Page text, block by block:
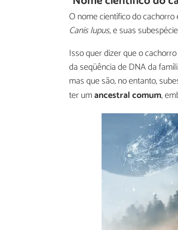
O nome científico do cachorro
Canis lupus, e suas
Isso quer dizer que o
da seqüência de DNA da
mas que são, no entanto,
ter umancestral comum,